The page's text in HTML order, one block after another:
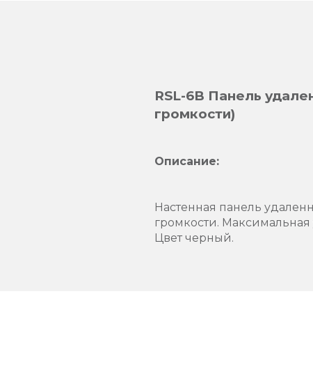
RSL-6B Панель
громкости)
Описание:
Настенная панель
громкости.
Цвет черный.